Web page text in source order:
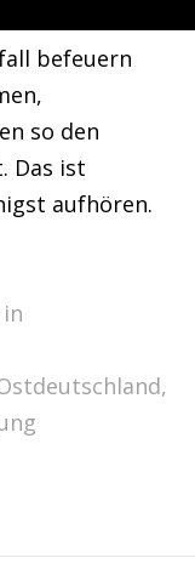
befeuern
so den
Das ist
aufhören.
,